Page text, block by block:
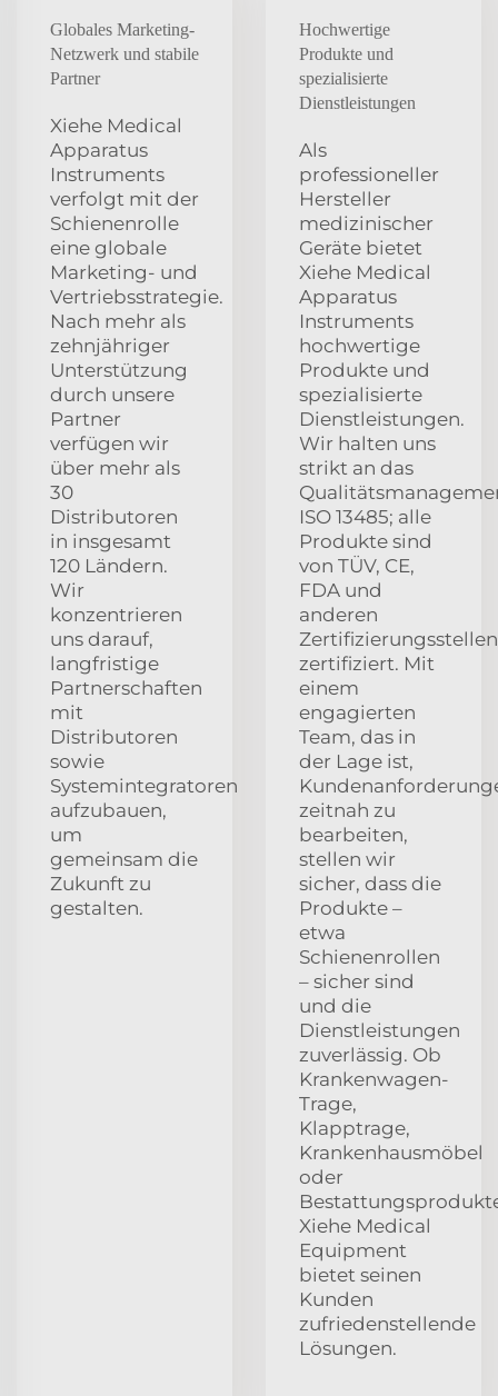
Globales Marketing-
Netzwerk und stabile
Partner
Xiehe Medical
Apparatus
Instruments
verfolgt mit der
Schienenrolle
eine globale
Marketing- und
Vertriebsstrategie.
Nach mehr als
zehnjähriger
Unterstützung
durch unsere
Partner
verfügen wir
über mehr als
30
Distributoren
in insgesamt
120 Ländern.
Wir
konzentrieren
uns darauf,
langfristige
Partnerschaften
mit
Distributoren
sowie
Systemintegratoren
aufzubauen,
um
gemeinsam die
Zukunft zu
gestalten.
Hochwertige
Produkte und
spezialisierte
Dienstleistungen
Als
professioneller
Hersteller
medizinischer
Geräte bietet
Xiehe Medical
Apparatus
Instruments
hochwertige
Produkte und
spezialisierte
Dienstleistungen.
Wir halten uns
strikt an das
ISO 13485; alle
Produkte sind
von TÜV, CE,
FDA und
anderen
Zertifizierungsstellen
zertifiziert. Mit
einem
engagierten
Team, das in
der Lage ist,
zeitnah zu
bearbeiten,
stellen wir
sicher, dass die
Produkte –
etwa
Schienenrollen
– sicher sind
und die
Dienstleistungen
zuverlässig. Ob
Krankenwagen-
Trage,
Klapptrage,
Krankenhausmöbel
oder
Xiehe Medical
Equipment
bietet seinen
Kunden
zufriedenstellende
Lösungen.